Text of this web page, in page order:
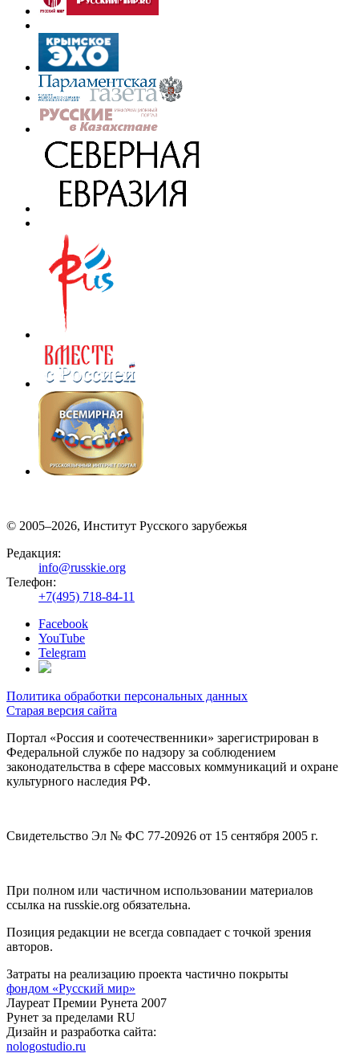
© 2005–2026, Институт Русского зарубежья
Редакция:
info@russkie.org
Телефон:
+7(495) 718-84-11
Facebook
YouTube
Telegram
Политика обработки персональных данных
Старая версия сайта
Портал «Россия и соотечественники» зарегистрирован в
Федеральной службе по надзору за соблюдением
законодательства в сфере массовых коммуникаций и охране
культурного наследия РФ.
Свидетельство Эл № ФС 77-20926 от 15 сентября 2005 г.
При полном или частичном использовании материалов
ссылка на russkie.org обязательна.
Позиция редакции не всегда совпадает с точкой зрения
авторов.
Затраты на реализацию проекта частично покрыты
фондом «Русский мир»
Лауреат Премии Рунета 2007
Рунет за пределами RU
Дизайн и разработка сайта:
nologostudio.ru